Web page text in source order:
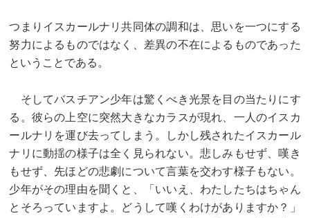
つまりイスカールナリ共同体の調和は、思いを一つにする
努力によるものではなく、差異の不在によるものであった
ということである。
そしてバスチアン少年は驚くべき光景を目の当たりにす
る。彼らの上空に突然大きなカラスが現れ、一人のイスカ
ールナリを運び去ってしまう。しかし残されたイスカール
ナリに動揺の様子は全く見られない。悲しみもせず、嘆き
もせず、先ほどの悲劇について言葉を交わす様子もない。
少年がその理由を聞くと、「いいえ、わたしたちはちゃん
とそろっていますよ。どうして嘆くわけがありますか？」